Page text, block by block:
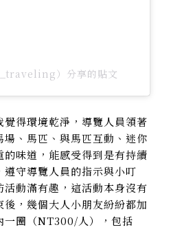
）分享的貼文
得環境乾淨，導覽人員領著
、馬匹、與馬匹互動、迷你
味道，能感受得到是有持續
守導覽人員的指示與小叮
動滿有趣，這活動本身沒有
，幾個大人小朋友紛紛都加
一圈（NT300/人），包括